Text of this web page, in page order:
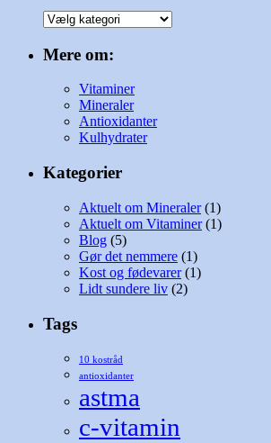
Blog
Mere om:
Vitaminer
Mineraler
Antioxidanter
Kulhydrater
Kategorier
Aktuelt om Mineraler(1)
Aktuelt om Vitaminer(1)
Blog (5)
Gør det nemmere (1)
Kost og fødevarer(1)
Lidt sundere liv (2)
Tags
10 kostråd
antioxidanter
astma
c-vitamin